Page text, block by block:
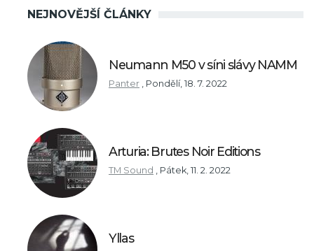
NEJNOVĚJŠÍ ČLÁNKY
Neumann M50 v síni slávy NAMM
Panter , Pondělí, 18. 7. 2022
Arturia: Brutes Noir Editions
TM Sound , Pátek, 11. 2. 2022
Yllas